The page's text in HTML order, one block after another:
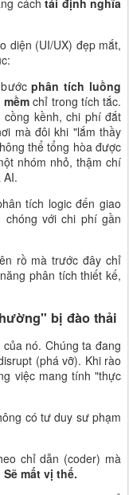
diện (UI/UX) đẹp mắt,
bướcphân tích luồng
chỉ trong tích tắc.
kềnh, chi phí đắt
mà đôi khi "lắm thầy
thể tổng hòa được
nhóm nhỏ, thậm chí
AI.
tích logic đến giao
với chi phí gần
rồ mà trước đây chỉ
phân tích thiết kế,
bị đào thải
nó. Chúng ta đang
(phá vỡ). Khi rào
việc mang tính "thực
có tư duy sư phạm
chỉ dẫn (coder) mà
Sẽ mất vị thế.